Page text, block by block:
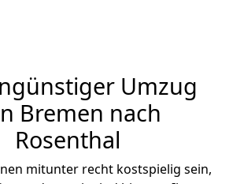
Umzug
Bremen nach
Rosenthal
mitunter recht kostspielig sein,